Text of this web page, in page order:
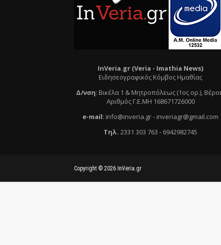
InVeria.gr (Veria - Ιmathia News)
Ειδησεογραφικός Κόμβος Ημαθίας
Δ/νση: Βικέλα 1 & Μητροπόλεως (1ος ορ.),
Αριθμός Γ.Ε.ΜΗ 168671726000
e-mail: info@inveria.gr- inveriagr@gmail.com
Τηλ. 2331 303 763 - 6942982745
Copyright © 2026 InVeria.gr